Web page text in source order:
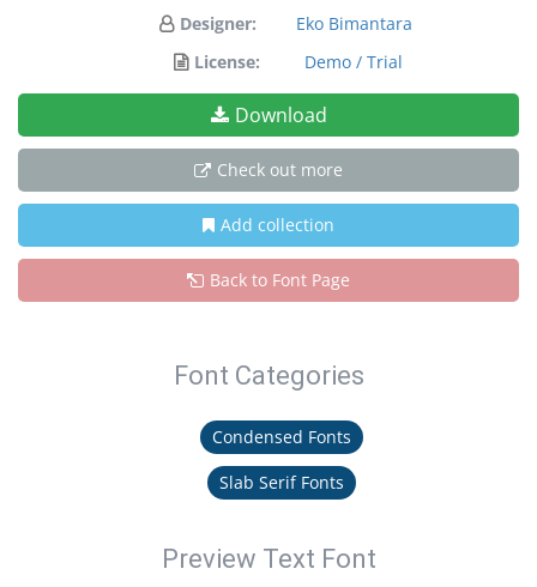
Designer:
Eko Bimantara
License:
Demo / Trial
Download
Check out more
Add collection
Back to Font Page
Font Categories
Condensed Fonts
Slab Serif Fonts
Preview Text Font